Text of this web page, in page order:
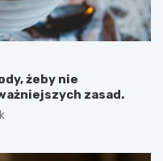
żeby nie
zasad.